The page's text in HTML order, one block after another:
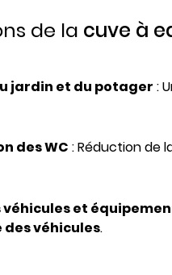
de la cuve à
jardin et du potager :
des WC : Réduction de
véhicules et
véhicules.